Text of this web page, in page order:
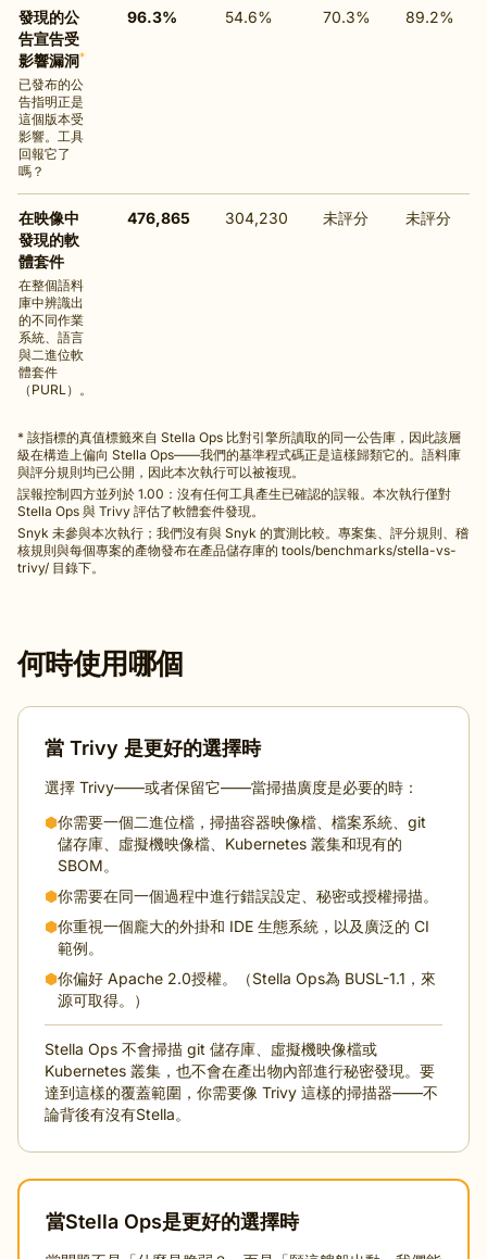
發現的公
告宣告受
影響漏洞*
已發布的公
告指明正是
這個版本受
影響。工具
回報它了
嗎？
96.3% 54.6% 70.3% 89.2%
在映像中
發現的軟
體套件
在整個語料
庫中辨識出
的不同作業
系統、語言
與二進位軟
體套件
（PURL）。
476,865 304,230 未評分 未評分
* 該指標的真值標籤來自 Stella Ops 比對引擎所讀取的同一公告庫，因此該層
級在構造上偏向 Stella Ops——我們的基準程式碼正是這樣歸類它的。語料庫
與評分規則均已公開，因此本次執行可以被複現。
誤報控制四方並列於 1.00：沒有任何工具產生已確認的誤報。本次執行僅對
Stella Ops 與 Trivy 評估了軟體套件發現。
Snyk 未參與本次執行；我們沒有與 Snyk 的實測比較。專案集、評分規則、稽
核規則與每個專案的產物發布在產品儲存庫的 tools/benchmarks/stella-vs-
trivy/ 目錄下。
何時使用哪個
當 Trivy 是更好的選擇時
選擇 Trivy——或者保留它——當掃描廣度是必要的時：
⬢你需要一個二進位檔，掃描容器映像檔、檔案系統、git
儲存庫、虛擬機映像檔、Kubernetes 叢集和現有的
SBOM。
⬢你需要在同一個過程中進行錯誤設定、秘密或授權掃描。
⬢你重視一個龐大的外掛和 IDE 生態系統，以及廣泛的 CI
範例。
⬢你偏好 Apache 2.0授權。（Stella Ops為 BUSL-1.1，來
源可取得。）
Stella Ops 不會掃描 git 儲存庫、虛擬機映像檔或
Kubernetes 叢集，也不會在產出物內部進行秘密發現。要
達到這樣的覆蓋範圍，你需要像 Trivy 這樣的掃描器——不
論背後有沒有Stella。
當Stella Ops是更好的選擇時